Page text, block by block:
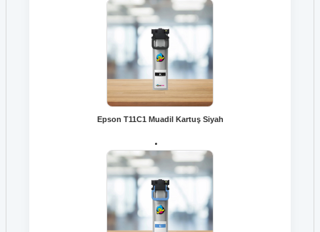
Epson T11C1 Muadil Kartuş Siyah